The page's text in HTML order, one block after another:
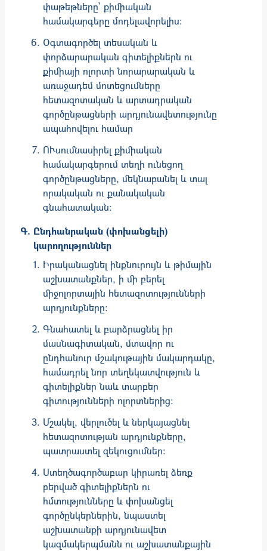
փաթեթները` քիմիական
համակարգերը մոդելավորելիս:
Օգտագործել տեսական և
փորձարարական գիտելիքներն ու
քիմիայի ոլորտի նորարարական և
առաջադեմ մոտեցումները
հետազոտական և արտադրական
գործընթացների արդյունավետությունը
ապահովելու համար
ՈՒսումնասիրել քիմիական
համակարգերում տեղի ունեցող
գործընթացները, մեկնաբանել և տալ
որակական ու քանակական
գնահատական:
Ընդհանրական (փոխանցելի)
կարողություններ
Իրականացնել ինքնուրույն և թիմային
աշխատանքներ, ի մի բերել
միջոլորտային հետազոտությունների
արդյունքները:
Գնահատել և բարձրացնել իր
մասնագիտական, մտավոր ու
ընդհանուր մշակութային մակարդակը,
համադրել նոր տեղեկատվություն և
գիտելիքներ նաև տարբեր
գիտությունների ոլորտներից:
Մշակել, վերլուծել և ներկայացնել
հետազոտության արդյունքները,
պատրաստել զեկուցումներ:
Ստեղծագործաբար կիրառել ձեռք
բերված գիտելիքներն ու
հմտությունները և փոխանցել
գործընկերներին, նպաստել
աշխատանքի արդյունավետ
կազմակերպմանն ու աշխատանքային